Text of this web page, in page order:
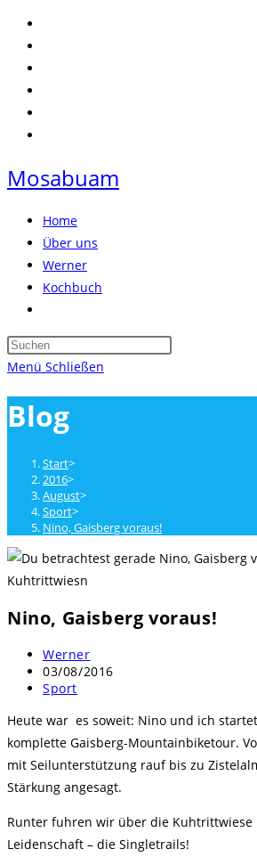
Zum
Inhalt
springen
Mosabuam
Home
Über uns
Werner
Kochbuch
umschalten
Press
Menü Schließen
Blog
Start>
2016>
August>
Sport>
Nino, Gaisberg voraus!
Kuhtrittwiesn
Nino, Gaisberg voraus!
Beitrags-
Autor:
Werner
Beitrag
veröffentlicht:
03/08/2016
Beitrags-
Sport
Heute war es soweit: Nino und ich
komplette Gaisberg-Mountainbiketour.
mit Seilunterstützung rauf bis zu
Stärkung angesagt.
Runter fuhren wir über die Kuhtrittwiese
Leidenschaft – die Singletrails!